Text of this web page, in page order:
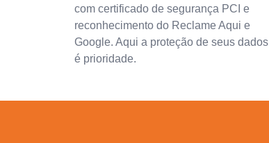
com certificado de segurança PCI e
reconhecimento do Reclame Aqui e
Google. Aqui a proteção de seus dados
é prioridade.